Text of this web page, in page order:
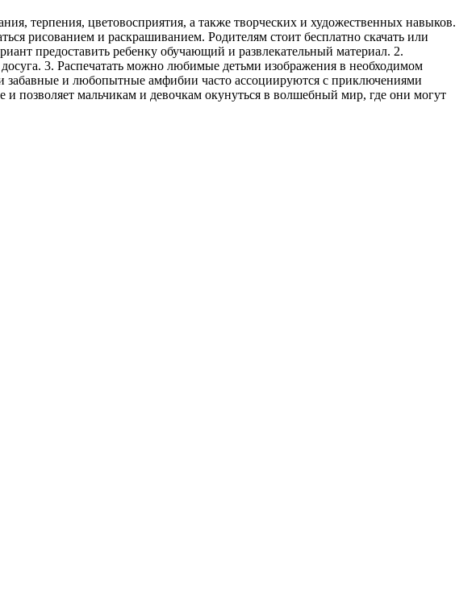
терпения, цветовосприятия, а также творческих и художественных навыков.
рисованием и раскрашиванием. Родителям стоит бесплатно скачать или
предоставить ребенку обучающий и развлекательный материал. 2.
3. Распечатать можно любимые детьми изображения в необходимом
забавные и любопытные амфибии часто ассоциируются с приключениями
позволяет мальчикам и девочкам окунуться в волшебный мир, где они могут